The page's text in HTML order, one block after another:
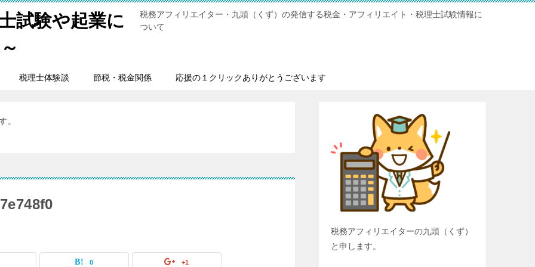
試験や起業に
税務アフィリエイター・九頭（くず）の発信する税金・アフィリエイト・税理士試験情報に
ついて
税理士体験談 節税・税金関係 応援の１クリックありがとうございます
。
0 +1
税務アフィリエイターの九頭（くず）
と申します。